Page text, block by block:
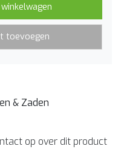
toevoegen
& Zaden
op over dit product